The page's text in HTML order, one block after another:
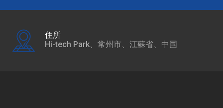
住所
Hi-tech Park、常州市、江蘇省、中国